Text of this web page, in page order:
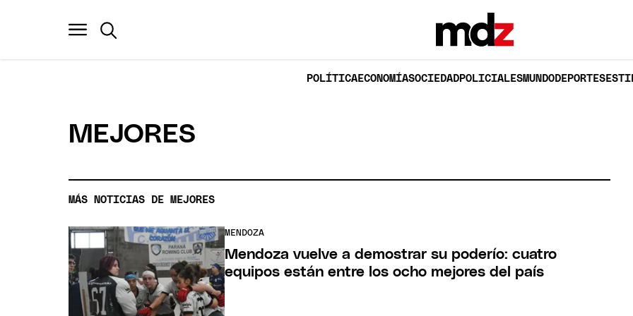
POLÍTICAECONOMÍASOCIEDADPOLICIALESMUNDODEPORTES
MEJORES
MÁS NOTICIAS DE MEJORES
MENDOZA
Mendoza vuelve a demostrar su poderío: cuatro
equipos están entre los ocho mejores del país